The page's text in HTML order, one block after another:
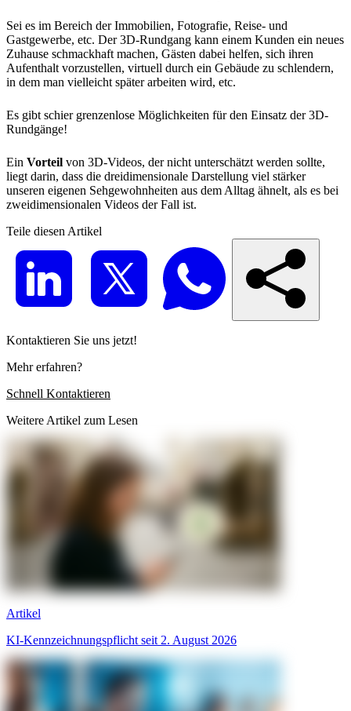
Sei es im Bereich der Immobilien, Fotografie, Reise- und
Gastgewerbe, etc. Der 3D-Rundgang kann einem Kunden ein neues
Zuhause schmackhaft machen, Gästen dabei helfen, sich ihren
Aufenthalt vorzustellen, virtuell durch ein Gebäude zu schlendern,
in dem man vielleicht später arbeiten wird, etc.
Es gibt schier grenzenlose Möglichkeiten für den Einsatz der 3D-
Rundgänge!
Ein Vorteil von 3D-Videos, der nicht unterschätzt werden sollte,
liegt darin, dass die dreidimensionale Darstellung viel stärker
unseren eigenen Sehgewohnheiten aus dem Alltag ähnelt, als es bei
zweidimensionalen Videos der Fall ist.
Teile diesen Artikel
Kontaktieren Sie uns jetzt!
Mehr erfahren?
Schnell Kontaktieren
Weitere Artikel zum Lesen
Artikel
KI-Kennzeichnungspflicht seit 2. August 2026